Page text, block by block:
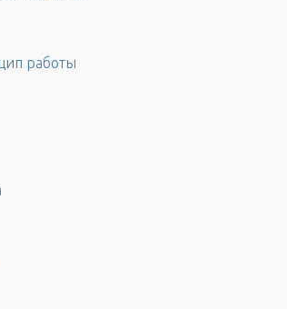
работы